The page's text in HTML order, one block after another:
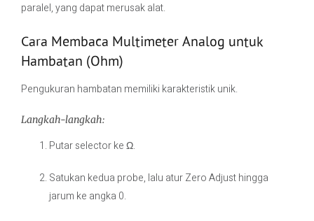
paralel, yang dapat merusak alat.
Cara Membaca Multimeter Analog untuk
Hambatan (Ohm)
Pengukuran hambatan memiliki karakteristik unik.
Langkah-langkah:
Putar selector ke Ω.
Satukan kedua probe, lalu atur Zero Adjust hingga
jarum ke angka 0.